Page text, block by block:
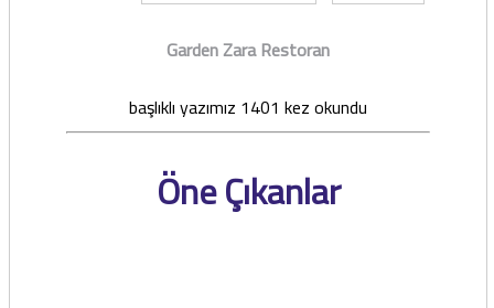
Garden Zara Restoran
başlıklı yazımız 1401 kez okundu
Öne Çıkanlar